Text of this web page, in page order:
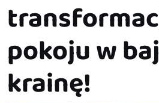
pokoju w
krainę!